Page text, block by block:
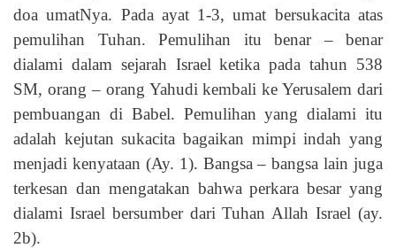
doa umatNya. Pada ayat 1-3, umat bersukacita atas
pemulihan Tuhan. Pemulihan itu benar – benar
dialami dalam sejarah Israel ketika pada tahun 538
SM, orang – orang Yahudi kembali ke Yerusalem dari
pembuangan di Babel. Pemulihan yang dialami itu
adalah kejutan sukacita bagaikan mimpi indah yang
menjadi kenyataan (Ay. 1). Bangsa – bangsa lain juga
terkesan dan mengatakan bahwa perkara besar yang
dialami Israel bersumber dari Tuhan Allah Israel (ay.
2b).